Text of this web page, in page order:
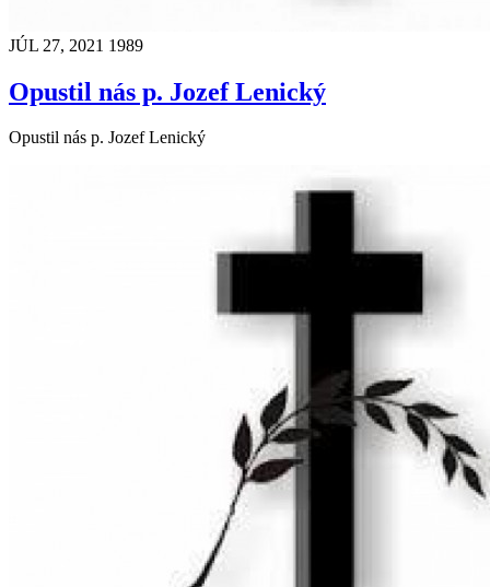
JÚL 27, 2021 1989
Opustil nás p. Jozef Lenický
Opustil nás p. Jozef Lenický